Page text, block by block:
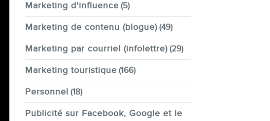
Marketing d'influence (5)
Marketing de contenu (blogue)(49)
Marketing par courriel (infolettre)(29)
Marketing touristique (166)
Personnel (18)
Publicité sur Facebook, Google et le